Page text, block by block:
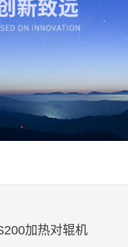
加热对辊机